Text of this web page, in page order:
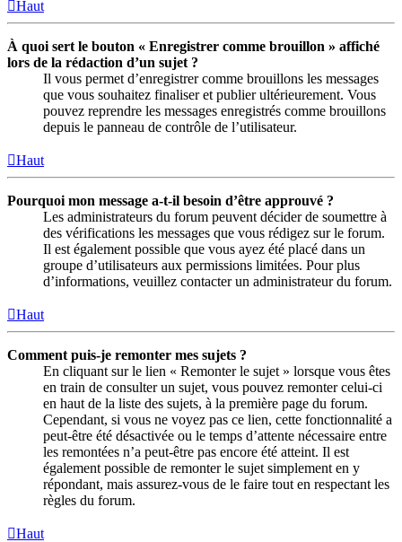
Haut
À quoi sert le bouton « Enregistrer comme brouillon » affiché
lors de la rédaction d’un sujet ?
Il vous permet d’enregistrer comme brouillons les messages
que vous souhaitez finaliser et publier ultérieurement. Vous
pouvez reprendre les messages enregistrés comme brouillons
depuis le panneau de contrôle de l’utilisateur.
Haut
Pourquoi mon message a-t-il besoin d’être approuvé ?
Les administrateurs du forum peuvent décider de soumettre à
des vérifications les messages que vous rédigez sur le forum.
Il est également possible que vous ayez été placé dans un
groupe d’utilisateurs aux permissions limitées. Pour plus
d’informations, veuillez contacter un administrateur du forum.
Haut
Comment puis-je remonter mes sujets ?
En cliquant sur le lien « Remonter le sujet » lorsque vous êtes
en train de consulter un sujet, vous pouvez remonter celui-ci
en haut de la liste des sujets, à la première page du forum.
Cependant, si vous ne voyez pas ce lien, cette fonctionnalité a
peut-être été désactivée ou le temps d’attente nécessaire entre
les remontées n’a peut-être pas encore été atteint. Il est
également possible de remonter le sujet simplement en y
répondant, mais assurez-vous de le faire tout en respectant les
règles du forum.
Haut